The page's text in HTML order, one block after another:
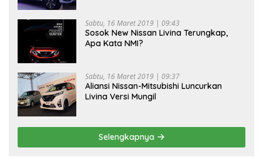
Sabtu, 16 Maret 2019 | 09:43
Sosok New Nissan Livina Terungkap,
Apa Kata NMI?
Sabtu, 16 Maret 2019 | 09:37
Aliansi Nissan-Mitsubishi Luncurkan
Livina Versi Mungil
Selengkapnya